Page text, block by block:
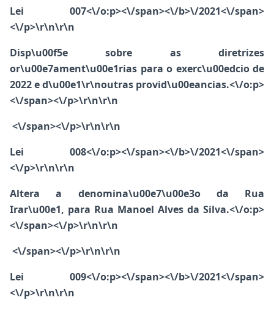
Lei 007<\/o:p><\/span><\/b>\/2021<\/span>
<\/p>\r\n\r\n
Disp\u00f5e sobre as diretrizes
or\u00e7ament\u00e1rias para o exerc\u00edcio de
2022 e d\u00e1\r\noutras provid\u00eancias.<\/o:p>
<\/span><\/p>\r\n\r\n
<\/span><\/p>\r\n\r\n
Lei 008<\/o:p><\/span><\/b>\/2021<\/span>
<\/p>\r\n\r\n
Altera a denomina\u00e7\u00e3o da Rua
Irar\u00e1, para Rua Manoel Alves da Silva.<\/o:p>
<\/span><\/p>\r\n\r\n
<\/span><\/p>\r\n\r\n
Lei 009<\/o:p><\/span><\/b>\/2021<\/span>
<\/p>\r\n\r\n